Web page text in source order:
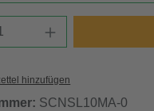
Anzahl: Gib
hinzufügen
SCNSL10MA-0